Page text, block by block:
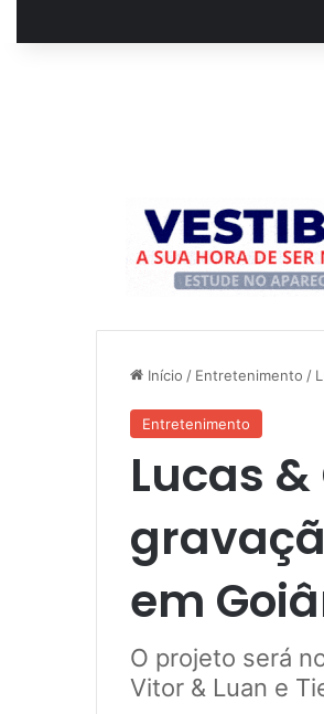
Início / Entretenimento /
Entretenimento
Lucas
em
O projeto será
Vitor & Luan e